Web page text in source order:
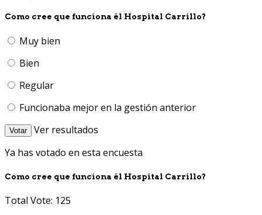
Como cree que funciona él Hospital Carrillo?
Muy bien
Bien
Regular
Funcionaba mejor en la gestión anterior
Votar
Ver resultados
Ya has votado en esta encuesta
Como cree que funciona él Hospital Carrillo?
Total Vote: 125